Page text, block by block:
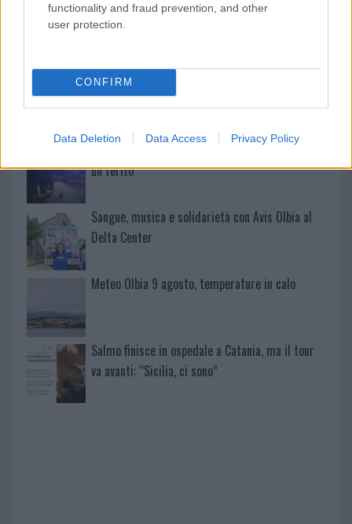
functionality and fraud prevention, and other
user protection.
CONFIRM
Data Deletion Data Access Privacy Policy
Tre milioni di euro dalla Provincia Gallura per
Incidente sulla provinciale 125, paura tra Olbia e
Arzachena
Incidente sulla strada provinciale ad Arzachena,
un ferito
Sangue, musica e solidarietà con Avis Olbia al
Delta Center
Meteo Olbia 9 agosto, temperature in calo
Salmo finisce in ospedale a Catania, ma il tour
va avanti: “Sicilia, ci sono”